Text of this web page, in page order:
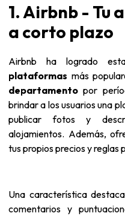
1. Airbnb - Tu
a corto plazo
Airbnb ha logrado
plataformas más
departamento por
brindar a los usuarios una
publicar fotos y
alojamientos. Además,
tus propios precios y reglas
Una característica
comentarios y